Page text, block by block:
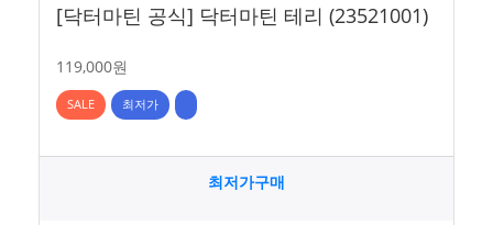
[닥터마틴 공식] 닥터마틴 테리 (23521001)
119,000원
SALE 최저가
최저가구매